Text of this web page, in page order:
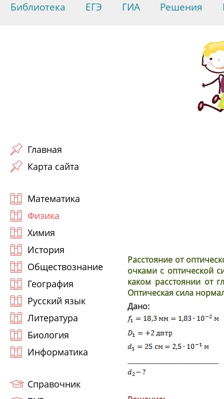
Библиотека ЕГЭ ГИА Решения
Главная
Карта сайта
Математика
Физика
Химия
История
Обществознание
География
Русский язык
Литература
Биология
Информатика
Справочник
Расстояние от
очками с оптической
каком расстоянии от
Оптическая сила
Дано: